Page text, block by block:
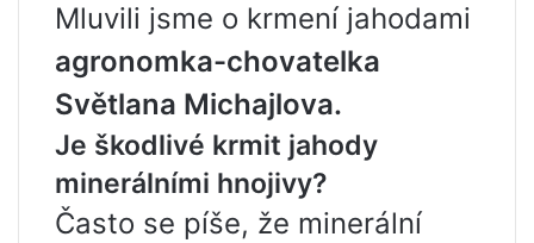
Mluvili jsme o krmení jahodami
agronomka-chovatelka
Světlana Michajlova.
Je škodlivé krmit jahody
minerálními hnojivy?
Často se píše, že minerální